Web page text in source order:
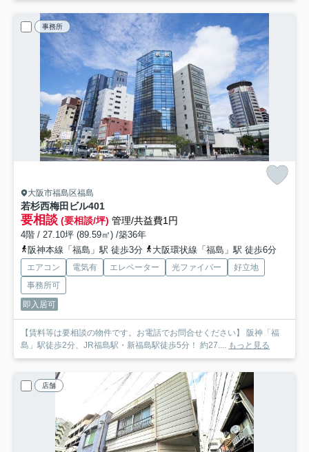
事務所
大阪市福島区福島
若杉西梅田ビル401
要相談 (要相談/坪) 管理/共益費1円
4階 / 27.10坪 (89.59㎡) /築36年
阪神本線「福島」駅 徒歩3分
大阪環状線「福島」駅 徒歩6分
エアコン 電気有 エレベーター 光ファイバー
好立地
事務所可
即入居可
【賃料等は要相談の物件です。お電話でお問合せください】 阪神「福
島」駅徒歩2分、JR福島駅・新福島駅徒歩5分！ 約27.... もっと見る
店舗